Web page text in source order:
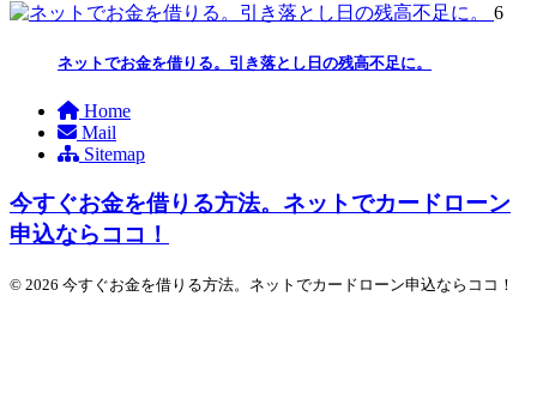
6
ネットでお金を借りる。引き落とし日の残高不足に。
Home
Mail
Sitemap
今すぐお金を借りる方法。ネットでカードローン
申込ならココ！
© 2026 今すぐお金を借りる方法。ネットでカードローン申込ならココ！